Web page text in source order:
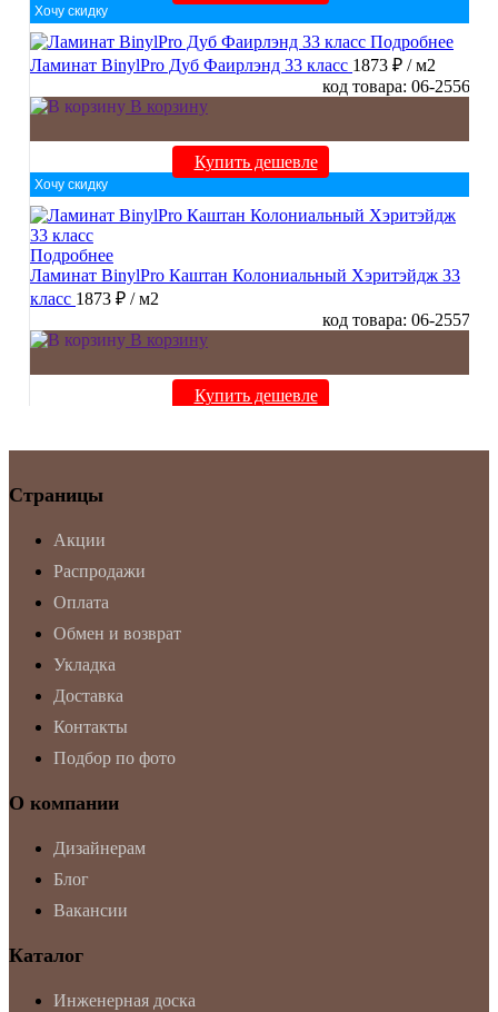
Хочу скидку
Подробнее
Ламинат BinylPro Дуб Фаирлэнд 33 класс 1873 ₽ / м2
код товара: 06-2556
В корзину
Купить дешевле
Хочу скидку
Подробнее
Ламинат BinylPro Каштан Колониальный Хэритэйдж 33
класс 1873 ₽ / м2
код товара: 06-2557
В корзину
Купить дешевле
Страницы
Акции
Распродажи
Оплата
Обмен и возврат
Укладка
Доставка
Контакты
Подбор по фото
О компании
Дизайнерам
Блог
Вакансии
Каталог
Инженерная доска